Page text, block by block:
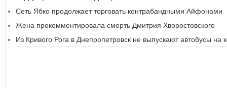
Сеть Ябко продолжает торговать контрабандными Айфонами
Жена прокомментировала смерть Дмитрия Хворостовского
Из Кривого Рога в Днепропетровск не выпускают автобусы на